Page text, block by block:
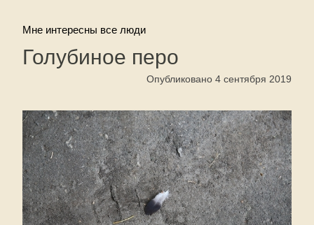
Мне интересны все люди
Голубиное перо
Опубликовано 4 сентября 2019